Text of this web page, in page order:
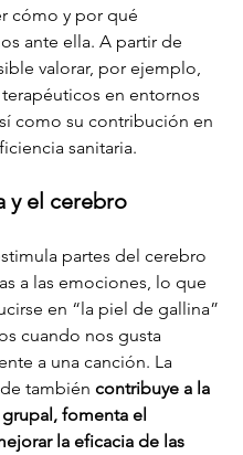
cómo y por qué
ante ella. A partir de
valorar, por ejemplo,
en entornos
como su contribución en
sanitaria.
y el cerebro
partes del cerebro
a las emociones, lo que
en “la piel de gallina”
cuando nos gusta
a una canción. La
también contribuye a la
fomenta el
la eficacia de las